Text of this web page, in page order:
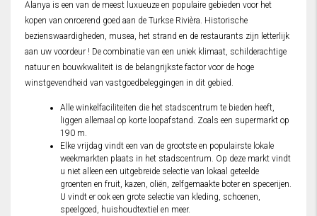
Alanya is een van de meest luxueuze en populaire gebieden voor het
kopen van onroerend goed aan de Turkse Rivièra. Historische
bezienswaardigheden, musea, het strand en de restaurants zijn letterlijk
aan uw voordeur ! De combinatie van een uniek klimaat, schilderachtige
natuur en bouwkwaliteit is de belangrijkste factor voor de hoge
winstgevendheid van vastgoedbeleggingen in dit gebied.
Alle winkelfaciliteiten die het stadscentrum te bieden heeft,
liggen allemaal op korte loopafstand. Zoals een supermarkt op
190 m.
Elke vrijdag vindt een van de grootste en populairste lokale
weekmarkten plaats in het stadscentrum. Op deze markt vindt
u niet alleen een uitgebreide selectie van lokaal geteelde
groenten en fruit, kazen, oliën, zelfgemaakte boter en specerijen.
U vindt er ook een grote selectie van kleding, schoenen,
speelgoed, huishoudtextiel en meer.